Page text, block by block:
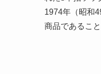
1974年（昭和
商品であるこ